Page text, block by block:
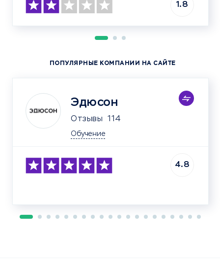
1.8
ПОПУЛЯРНЫЕ КОМПАНИИ НА САЙТЕ
Эдюсон
Отзывы 114
Обучение
4.8